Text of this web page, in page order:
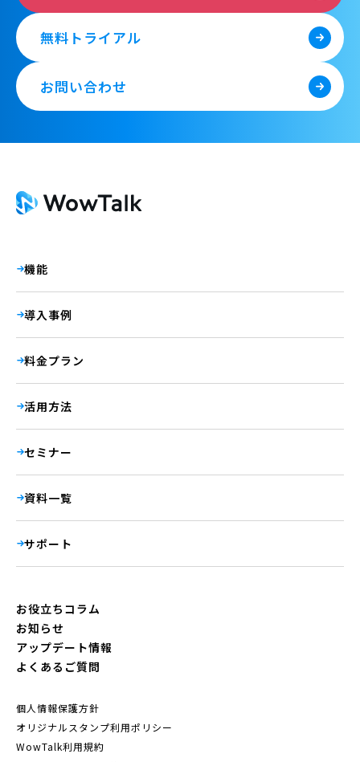
無料トライアル
お問い合わせ
機能
導入事例
料金プラン
活用方法
セミナー
資料一覧
サポート
お役立ちコラム
お知らせ
アップデート情報
よくあるご質問
個人情報保護方針
オリジナルスタンプ利用ポリシー
WowTalk利用規約